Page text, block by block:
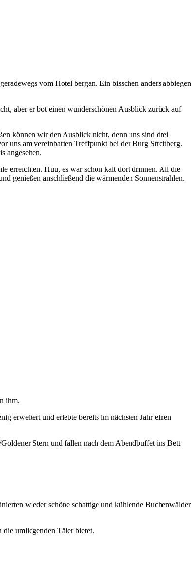
vom Hotel bergan. Ein bisschen anders abbiegen
aber er bot einen wunderschönen Ausblick zurück auf
können wir den Ausblick nicht, denn uns sind drei
uns am vereinbarten Treffpunkt bei der Burg Streitberg.
angesehen.
erreichten. Huu, es war schon kalt dort drinnen. All die
genießen anschließend die wärmenden Sonnenstrahlen.
ihm.
erweitert und erlebte bereits im nächsten Jahr einen
Stern und fallen nach dem Abendbuffet ins Bett
wieder schöne schattige und kühlende Buchenwälder
umliegenden Täler bietet.